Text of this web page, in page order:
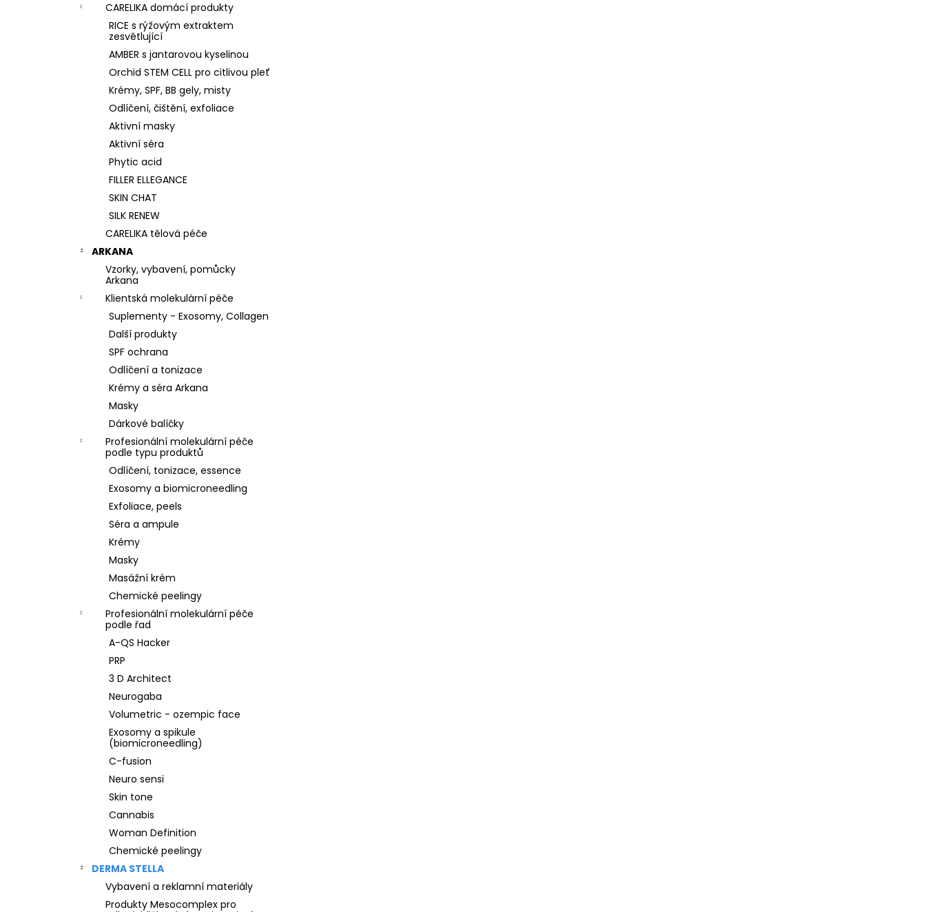
CARELIKA domácí produkty
RICE s rýžovým extraktem
zesvětlující
AMBER s jantarovou kyselinou
Orchid STEM CELL pro citlivou pleť
Krémy, SPF, BB gely, misty
Odlíčení, čištění, exfoliace
Aktivní masky
Aktivní séra
Phytic acid
FILLER ELLEGANCE
SKIN CHAT
SILK RENEW
CARELIKA tělová péče
ARKANA
Vzorky, vybavení, pomůcky
Arkana
Klientská molekulární péče
Suplementy - Exosomy, Collagen
Další produkty
SPF ochrana
Odlíčení a tonizace
Krémy a séra Arkana
Masky
Dárkové balíčky
Profesionální molekulární péče
podle typu produktů
Odlíčení, tonizace, essence
Exosomy a biomicroneedling
Exfoliace, peels
Séra a ampule
Krémy
Masky
Masážní krém
Chemické peelingy
Profesionální molekulární péče
podle řad
A-QS Hacker
PRP
3 D Architect
Neurogaba
Volumetric - ozempic face
Exosomy a spikule
(biomicroneedling)
C-fusion
Neuro sensi
Skin tone
Cannabis
Woman Definition
Chemické peelingy
DERMA STELLA
Vybavení a reklamní materiály
Produkty Mesocomplex pro